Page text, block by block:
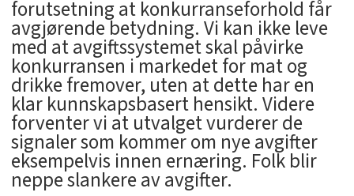
forutsetning at konkurranseforhold får
avgjørende betydning. Vi kan ikke leve
med at avgiftssystemet skal påvirke
konkurransen i markedet for mat og
drikke fremover, uten at dette har en
klar kunnskapsbasert hensikt. Videre
forventer vi at utvalget vurderer de
signaler som kommer om nye avgifter
eksempelvis innen ernæring. Folk blir
neppe slankere av avgifter.